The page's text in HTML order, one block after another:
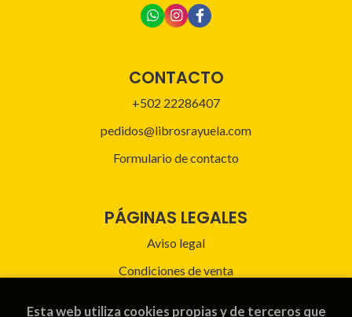
CONTACTO
+502 22286407
pedidos@librosrayuela.com
Formulario de contacto
PÁGINAS LEGALES
Aviso legal
Condiciones de venta
Esta web utiliza cookies propias y de terceros que